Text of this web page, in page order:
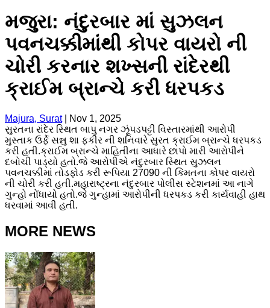
મજુરા: નંદુરબાર માં સુઝલન
પવનચક્કીમાંથી કોપર વાયરો ની
ચોરી કરનાર શખ્સની રાંદેરથી
ક્રાઈમ બ્રાન્ચે કરી ધરપકડ
Majura, Surat|
Nov 1, 2025
સુરતના રાંદેર સ્થિત બાપુ નગર ઝૂંપડપટ્ટી વિસ્તારમાંથી આરોપી
મુસ્તાક ઉર્ફે સન્નુ શા ફકીર ની શનિવારે સુરત ક્રાઈમ બ્રાન્ચે ધરપકડ
કરી હતી.ક્રાઈમ બ્રાન્ચે માહિતીના આધારે છાપો મારી આરોપીને
દબોચી પાડ્યો હતો.જે આરોપીએ નંદુરબાર સ્થિત સુઝલન
પવનચક્કીમાં તોડફોડ કરી રૂપિયા 27090 ની કિંમતના કોપર વાયરો
ની ચોરી કરી હતી.મહારાષ્ટ્રના નંદુરબાર પોલીસ સ્ટેશનમાં આ નાગે
ગુન્હો નોંધાયો હતો.જે ગુન્હામાં આરોપીની ધરપકડ કરી કાર્યવાહી હાથ
ધરવામાં આવી હતી.
MORE NEWS